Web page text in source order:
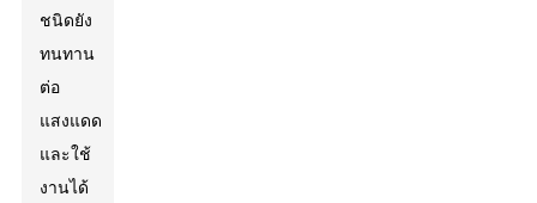
ชนิดยัง
ทนทาน
ต่อ
แสงแดด
และใช้
งานได้